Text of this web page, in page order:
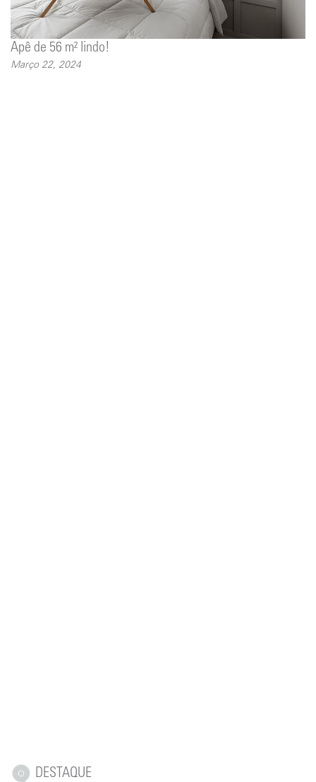
Apê de 56 m² lindo!
Março 22, 2024
DESTAQUE